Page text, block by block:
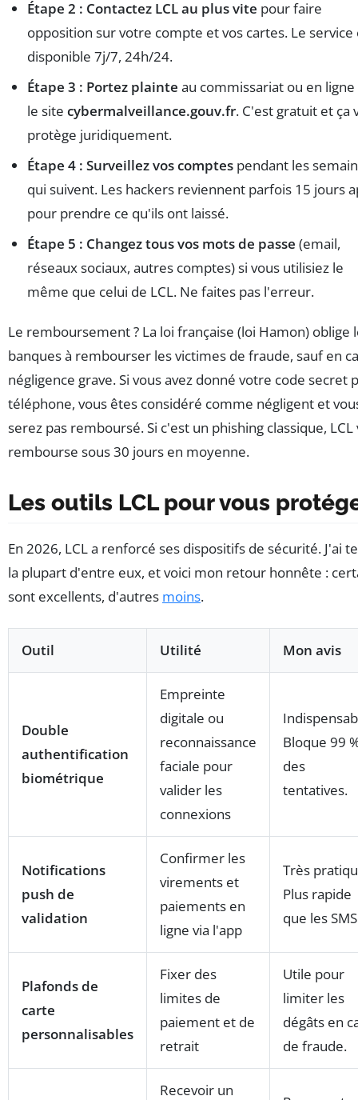
Étape 2 : Contactez LCL au plus vite pour faire
opposition sur votre compte et vos cartes. Le service
disponible 7j/7, 24h/24.
Étape 3 : Portez plainte au commissariat ou en
le site cybermalveillance.gouv.fr. C'est gratuit et ça
protège juridiquement.
Étape 4 : Surveillez vos comptes pendant les
qui suivent. Les hackers reviennent parfois 15 jours
pour prendre ce qu'ils ont laissé.
Étape 5 : Changez tous vos mots de passe (email,
réseaux sociaux, autres comptes) si vous utilisiez le
même que celui de LCL. Ne faites pas l'erreur.
Le remboursement ? La loi française (loi Hamon) oblige
banques à rembourser les victimes de fraude, sauf en
négligence grave. Si vous avez donné votre code secret
téléphone, vous êtes considéré comme négligent et
serez pas remboursé. Si c'est un phishing classique, LCL
rembourse sous 30 jours en moyenne.
Les outils LCL pour vous
En 2026, LCL a renforcé ses dispositifs de sécurité. J'ai
la plupart d'entre eux, et voici mon retour honnête :
sont excellents, d'autres moins.
Outil Utilité Mon avis
Double
authentification
biométrique
Empreinte
digitale ou
reconnaissance
faciale pour
valider les
connexions
Bloque 99
des
tentatives.
Notifications
push de
validation
Confirmer les
virements et
paiements en
ligne via l'app
Très
Plus rapide
que les
Plafonds de
carte
personnalisables
Fixer des
limites de
paiement et de
retrait
Utile pour
limiter les
dégâts en
de fraude.
Recevoir un